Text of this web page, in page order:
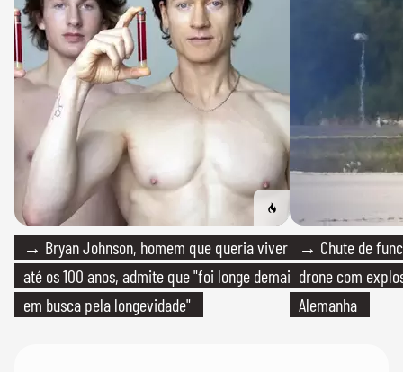
→ Bryan Johnson, homem que queria viver
até os 100 anos, admite que "foi longe demais
em busca pela longevidade"
→ Chute de
drone com
Alemanha